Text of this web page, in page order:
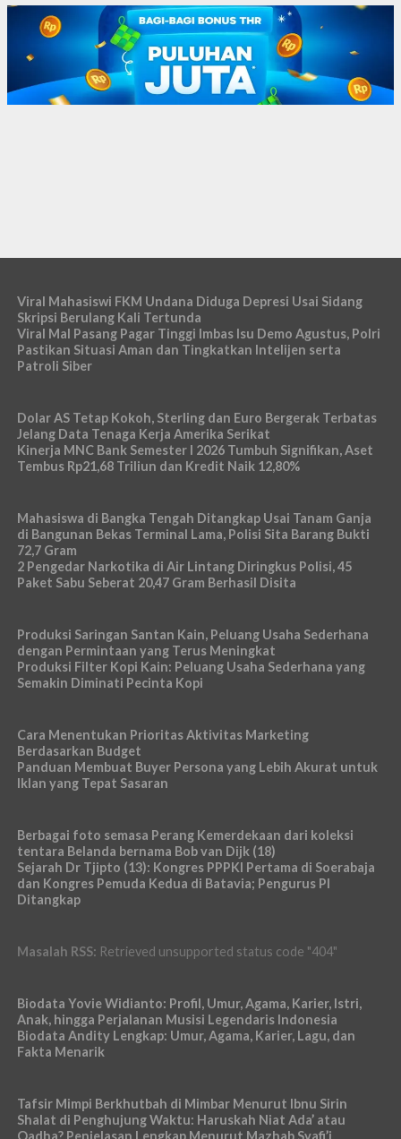
Viral Mahasiswi FKM Undana Diduga Depresi Usai Sidang
Skripsi Berulang Kali Tertunda
Viral Mal Pasang Pagar Tinggi Imbas Isu Demo Agustus, Polri
Pastikan Situasi Aman dan Tingkatkan Intelijen serta
Patroli Siber
Dolar AS Tetap Kokoh, Sterling dan Euro Bergerak Terbatas
Jelang Data Tenaga Kerja Amerika Serikat
Kinerja MNC Bank Semester I 2026 Tumbuh Signifikan, Aset
Tembus Rp21,68 Triliun dan Kredit Naik 12,80%
Mahasiswa di Bangka Tengah Ditangkap Usai Tanam Ganja
di Bangunan Bekas Terminal Lama, Polisi Sita Barang Bukti
72,7 Gram
2 Pengedar Narkotika di Air Lintang Diringkus Polisi, 45
Paket Sabu Seberat 20,47 Gram Berhasil Disita
Produksi Saringan Santan Kain, Peluang Usaha Sederhana
dengan Permintaan yang Terus Meningkat
Produksi Filter Kopi Kain: Peluang Usaha Sederhana yang
Semakin Diminati Pecinta Kopi
Cara Menentukan Prioritas Aktivitas Marketing
Berdasarkan Budget
Panduan Membuat Buyer Persona yang Lebih Akurat untuk
Iklan yang Tepat Sasaran
Berbagai foto semasa Perang Kemerdekaan dari koleksi
tentara Belanda bernama Bob van Dijk (18)
Sejarah Dr Tjipto (13): Kongres PPPKI Pertama di Soerabaja
dan Kongres Pemuda Kedua di Batavia; Pengurus PI
Ditangkap
Masalah RSS: Retrieved unsupported status code "404"
Biodata Yovie Widianto: Profil, Umur, Agama, Karier, Istri,
Anak, hingga Perjalanan Musisi Legendaris Indonesia
Biodata Andity Lengkap: Umur, Agama, Karier, Lagu, dan
Fakta Menarik
Tafsir Mimpi Berkhutbah di Mimbar Menurut Ibnu Sirin
Shalat di Penghujung Waktu: Haruskah Niat Ada’ atau
Qadha? Penjelasan Lengkap Menurut Mazhab Syafi’i